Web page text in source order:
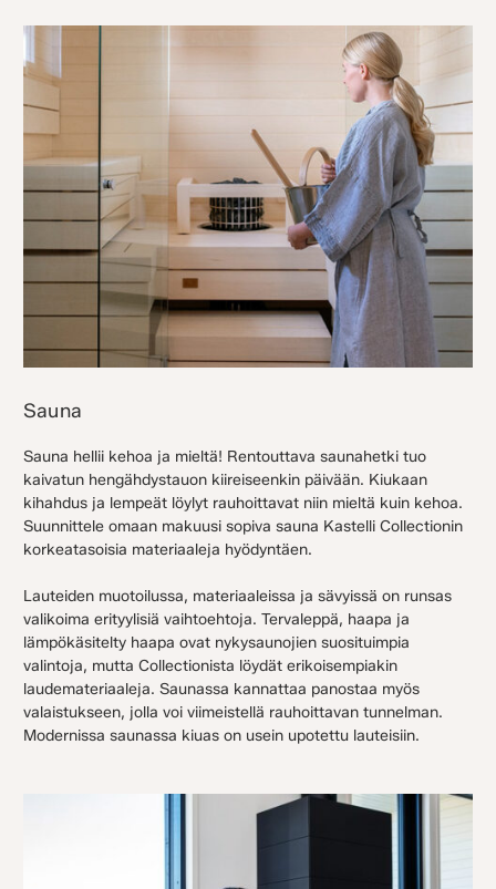
Sauna
Sauna hellii kehoa ja mieltä! Rentouttava saunahetki tuo
kaivatun hengähdystauon kiireiseenkin päivään. Kiukaan
kihahdus ja lempeät löylyt rauhoittavat niin mieltä kuin kehoa.
Suunnittele omaan makuusi sopiva sauna Kastelli Collectionin
korkeatasoisia materiaaleja hyödyntäen.
Lauteiden muotoilussa, materiaaleissa ja sävyissä on runsas
valikoima erityylisiä vaihtoehtoja. Tervaleppä, haapa ja
lämpökäsitelty haapa ovat nykysaunojien suosituimpia
valintoja, mutta Collectionista löydät erikoisempiakin
laudemateriaaleja. Saunassa kannattaa panostaa myös
valaistukseen, jolla voi viimeistellä rauhoittavan tunnelman.
Modernissa saunassa kiuas on usein upotettu lauteisiin.